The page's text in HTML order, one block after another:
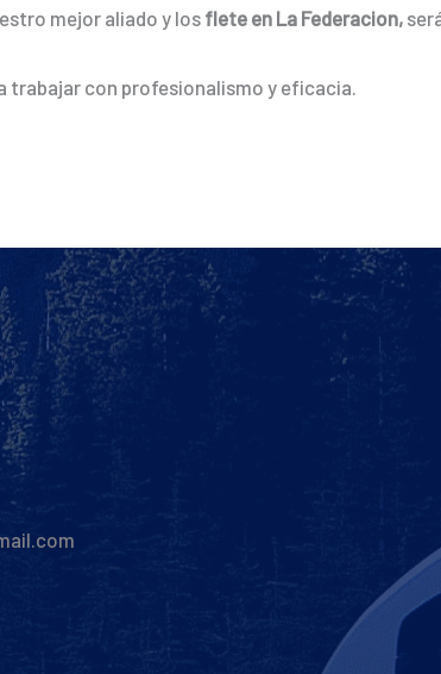
mejor aliado y los flete en La Federacion,
trabajar con profesionalismo y eficacia.